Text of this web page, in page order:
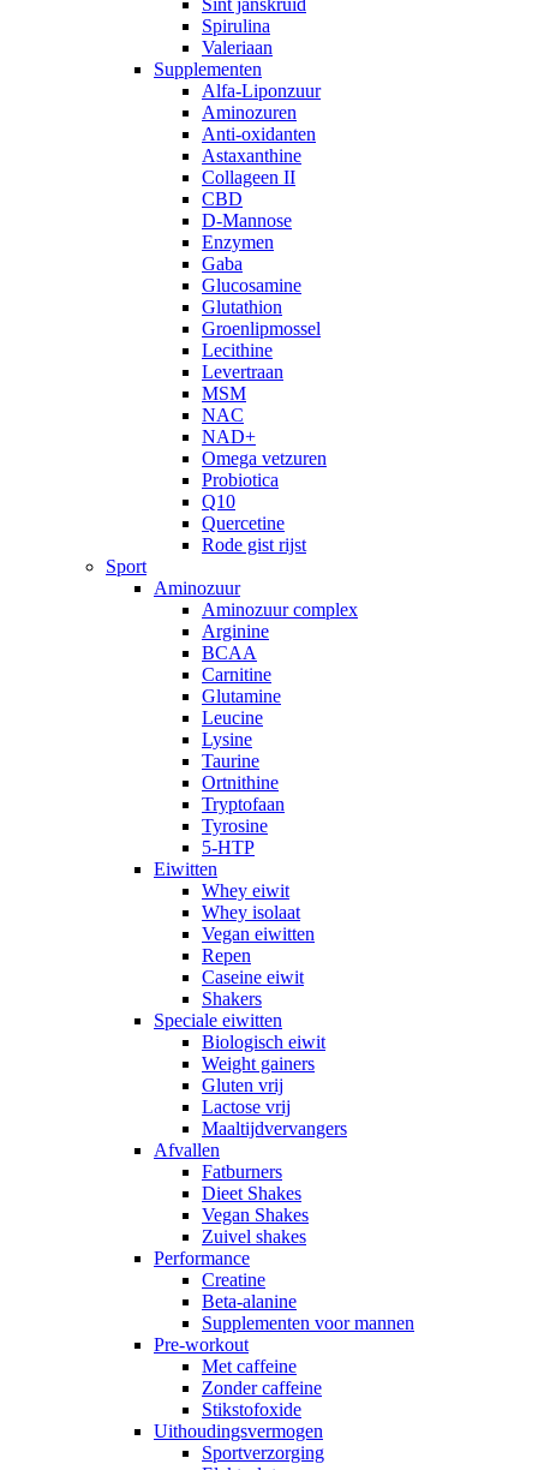
Sint janskruid
Spirulina
Valeriaan
Supplementen
Alfa-Liponzuur
Aminozuren
Anti-oxidanten
Astaxanthine
Collageen II
CBD
D-Mannose
Enzymen
Gaba
Glucosamine
Glutathion
Groenlipmossel
Lecithine
Levertraan
MSM
NAC
NAD+
Omega vetzuren
Probiotica
Q10
Quercetine
Rode gist rijst
Sport
Aminozuur
Aminozuur complex
Arginine
BCAA
Carnitine
Glutamine
Leucine
Lysine
Taurine
Ortnithine
Tryptofaan
Tyrosine
5-HTP
Eiwitten
Whey eiwit
Whey isolaat
Vegan eiwitten
Repen
Caseine eiwit
Shakers
Speciale eiwitten
Biologisch eiwit
Weight gainers
Gluten vrij
Lactose vrij
Maaltijdvervangers
Afvallen
Fatburners
Dieet Shakes
Vegan Shakes
Zuivel shakes
Performance
Creatine
Beta-alanine
Supplementen voor mannen
Pre-workout
Met caffeine
Zonder caffeine
Stikstofoxide
Uithoudingsvermogen
Sportverzorging